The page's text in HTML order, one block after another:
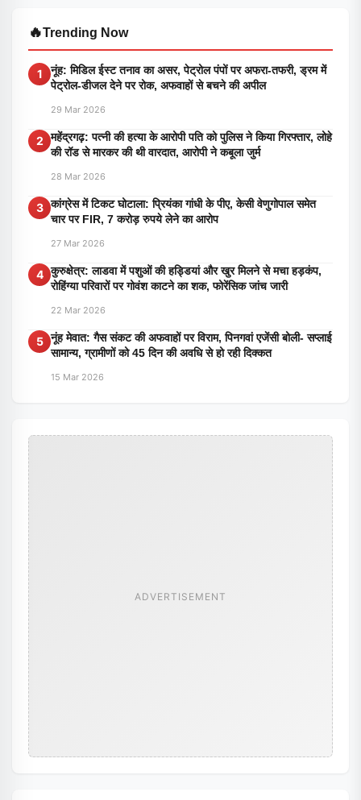
🔥Trending Now
1
नूंह: मिडिल ईस्ट तनाव का असर, पेट्रोल पंपों पर अफरा-तफरी, ड्रम में
पेट्रोल-डीजल देने पर रोक, अफवाहों से बचने की अपील
29 Mar 2026
2
महेंद्रगढ़: पत्नी की हत्या के आरोपी पति को पुलिस ने किया गिरफ्तार, लोहे
की रॉड से मारकर की थी वारदात, आरोपी ने कबूला जुर्म
28 Mar 2026
3 कांग्रेस में टिकट घोटाला: प्रियंका गांधी के पीए, केसी वेणुगोपाल समेत
चार पर FIR, 7 करोड़ रुपये लेने का आरोप
27 Mar 2026
4 कुरुक्षेत्र: लाडवा में पशुओं की हड्डियां और खुर मिलने से मचा हड़कंप,
रोहिंग्या परिवारों पर गोवंश काटने का शक, फोरेंसिक जांच जारी
22 Mar 2026
5 नूंह मेवात: गैस संकट की अफवाहों पर विराम, पिनगवां एजेंसी बोली- सप्लाई
सामान्य, ग्रामीणों को 45 दिन की अवधि से हो रही दिक्कत
15 Mar 2026
ADVERTISEMENT